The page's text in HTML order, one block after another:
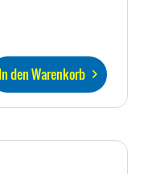
In den Warenkorb